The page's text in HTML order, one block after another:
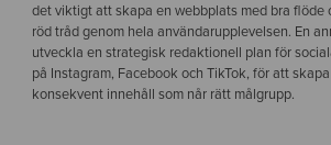
det viktigt att skapa en webbplats med bra flöde
röd tråd genom hela användarupplevelsen. En
utveckla en strategisk redaktionell plan för
på Instagram, Facebook och TikTok, för att
konsekvent innehåll som når rätt målgrupp.